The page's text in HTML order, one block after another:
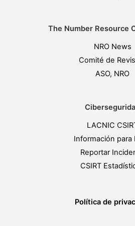
The Number Resource
NRO News
Comité de
ASO, NRO
LACNIC
Información para
Reportar
CSIRT
Política de